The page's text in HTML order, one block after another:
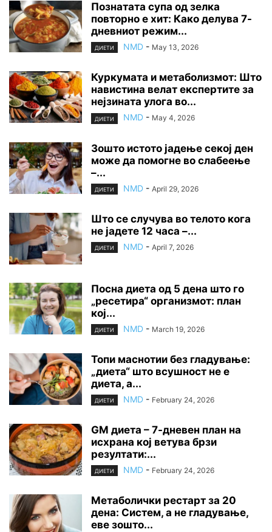
Познатата супа од зелка
повторно е хит: Како делува 7-
дневниот режим...
ДИЕТИ NMD - May 13, 2026
Куркумата и метаболизмот: Што
навистина велат експертите за
нејзината улога во...
ДИЕТИ NMD - May 4, 2026
Зошто истото јадење секој ден
може да помогне во слабеење
–...
ДИЕТИ NMD - April 29, 2026
Што се случува во телото кога
не јадете 12 часа –...
ДИЕТИ NMD - April 7, 2026
Посна диета од 5 дена што го
„ресетира“ организмот: план
кој...
ДИЕТИ NMD - March 19, 2026
Топи маснотии без гладување:
„диета“ што всушност не е
диета, а...
ДИЕТИ NMD - February 24, 2026
GM диета – 7-дневен план на
исхрана кој ветува брзи
резултати:...
ДИЕТИ NMD - February 24, 2026
Метаболички рестарт за 20
дена: Систем, а не гладување,
еве зошто...